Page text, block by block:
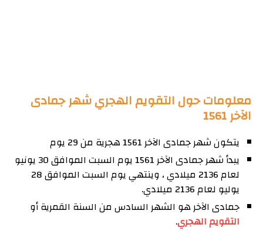
معلومات حول التقويم الهجري شهر جمادى
الآخر 1561
يتكون شهر جمادى الآخر 1561 هجرية من 29 يوم
يبدأ شهر جمادى الآخر 1561 يوم السبت الموافق 30 يونيو
لعام 2136 ميلادي ، وينتهي يوم السبت الموافق 28
يوليو لعام 2136 ميلادي.
جمادى الآخر هو الشهر السادس من السنة القمرية أو
التقويم الهجري.